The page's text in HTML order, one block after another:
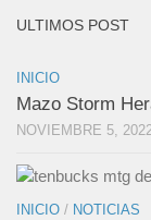
ULTIMOS POST
INICIO
Mazo Storm
NOVIEMBRE 5,
INICIO / NOTICIAS